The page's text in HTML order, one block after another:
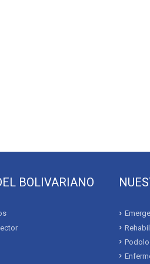
BOLIVARIANO